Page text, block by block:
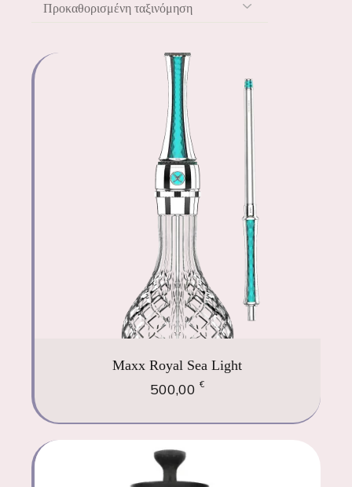
Προκαθορισμένη ταξινόμηση
Maxx Royal Sea Light
500,00€